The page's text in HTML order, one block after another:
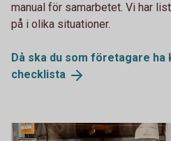
manual för samarbetet. Vi har
på i olika situationer.
Då ska du som företagare ha
checklista